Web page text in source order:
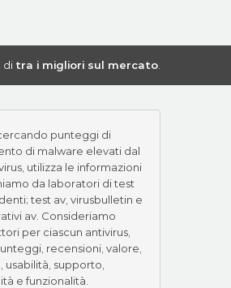
di tra i migliori sul mercato.
punteggi di
di malware elevati dal
utilizza le informazioni
da laboratori di test
test av, virusbulletin e
av. Consideriamo
per ciascun antivirus,
recensioni, valore,
usabilità, supporto,
e funzionalità.